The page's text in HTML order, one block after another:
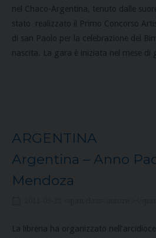
nel Chaco-Argentina, tenuto dalle
stato realizzato il Primo Concorso
di san Paolo per la celebrazione del
nascita. La gara è iniziata nel mese
ARGENTINA
Argentina – Anno
Mendoza
La libreria ha organizzato